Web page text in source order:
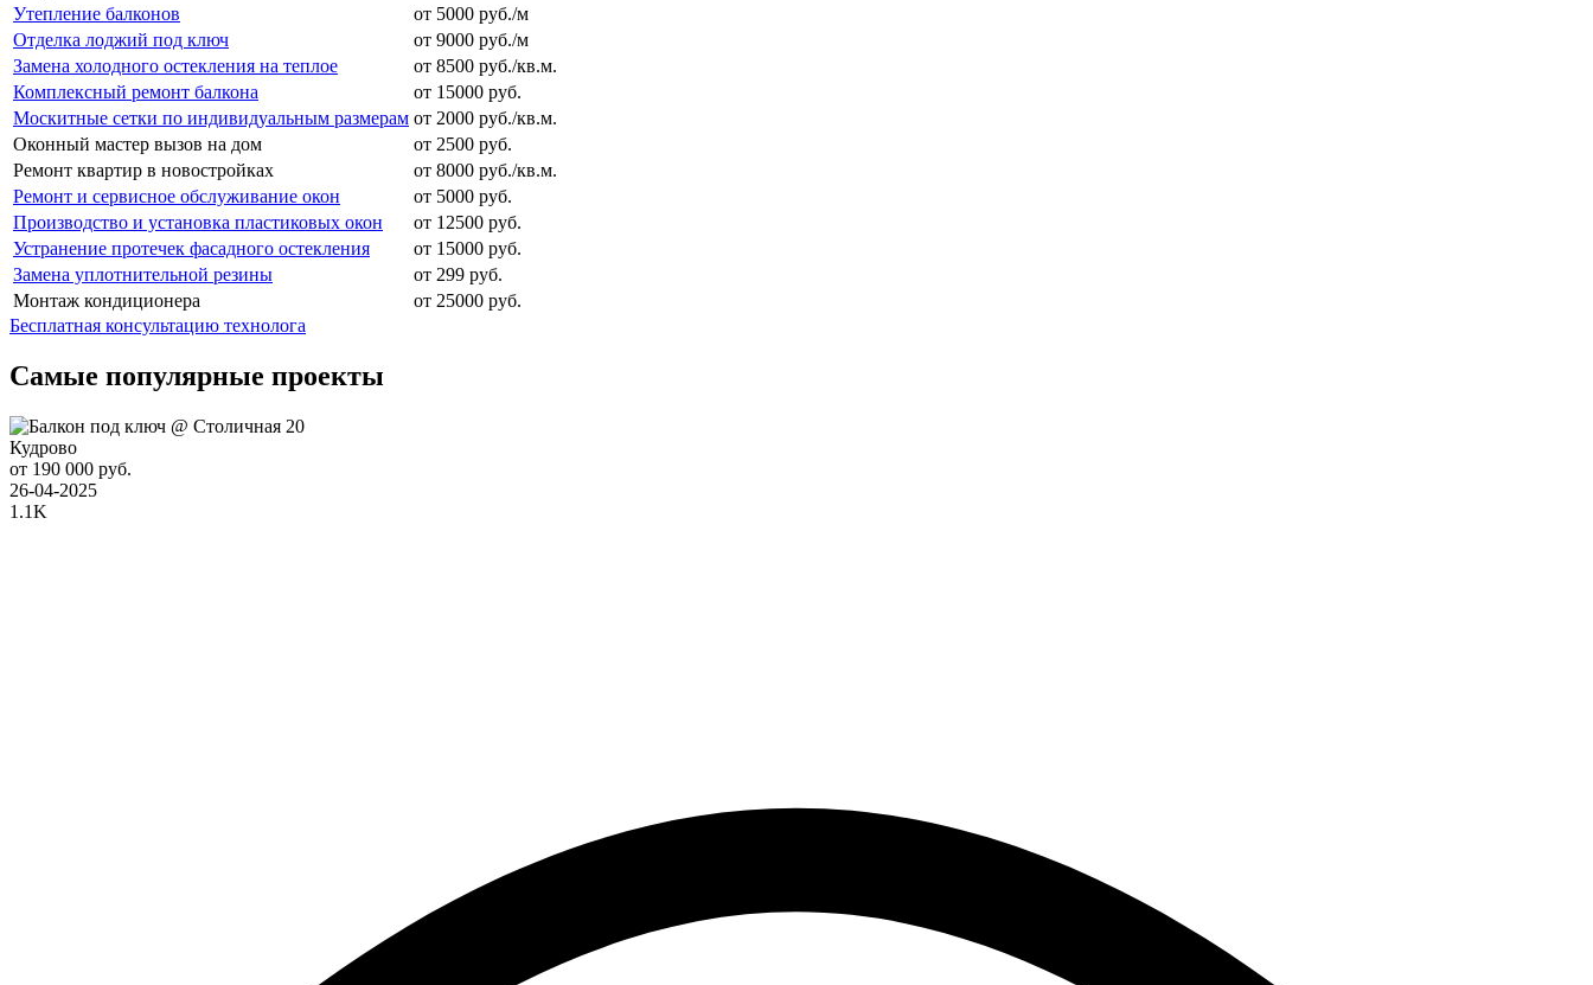
Утепление балконов
от 5000 руб./м
Отделка лоджий под ключ
от 9000 руб./м
Замена холодного остекления на теплое
от 8500 руб./кв.м.
Комплексный ремонт балкона
от 15000 руб.
Москитные сетки по индивидуальным размерам от 2000 руб./кв.м.
Оконный мастер вызов на дом
от 2500 руб.
Ремонт квартир в новостройках
от 8000 руб./кв.м.
Ремонт и сервисное обслуживание окон
от 5000 руб.
Производство и установка пластиковых окон
от 12500 руб.
Устранение протечек фасадного остекления
от 15000 руб.
Замена уплотнительной резины
от 299 руб.
Монтаж кондиционера
от 25000 руб.
Бесплатная консультацию технолога
Самые популярные проекты
Кудрово
от 190 000 руб.
26-04-2025
1.1K